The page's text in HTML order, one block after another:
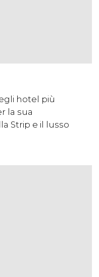
hotel più
la sua
Strip e il lusso